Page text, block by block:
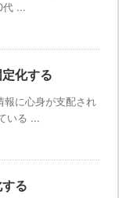
代 ...
定化する
報に心身が支配され
いる ...
る